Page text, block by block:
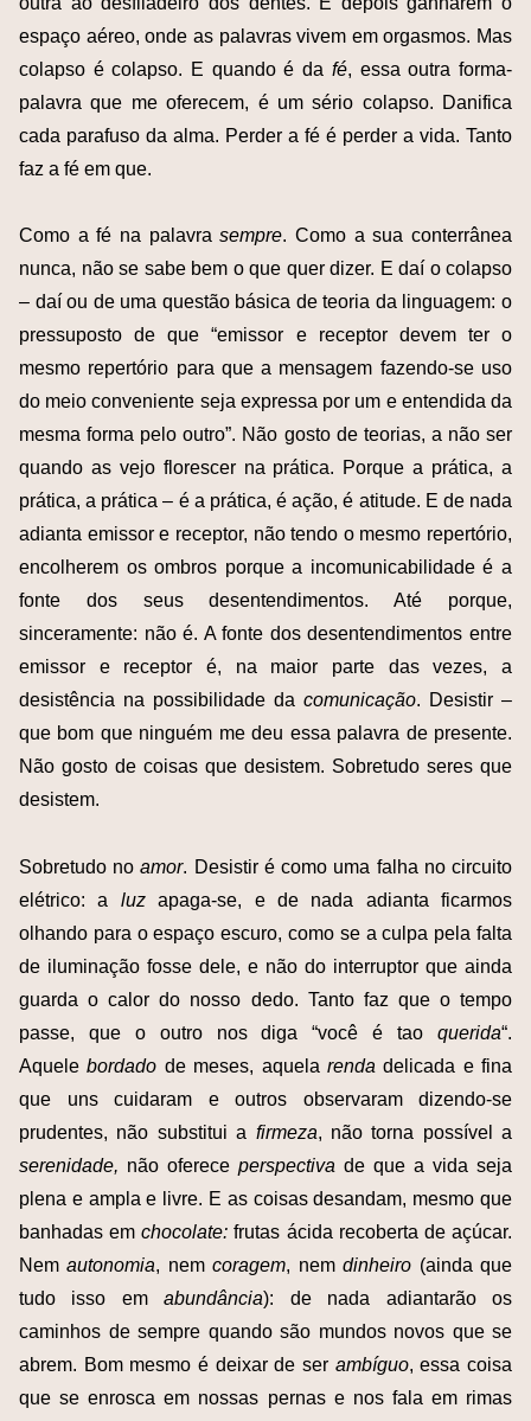
espaço aéreo, onde as palavras vivem em orgasmos. Mas
colapso é colapso. E quando é da fé, essa outra forma-
palavra que me oferecem, é um sério colapso. Danifica
cada parafuso da alma. Perder a fé é perder a vida. Tanto
faz a fé em que.
Como a fé na palavrasempre. Como a sua conterrânea
nunca, não se sabe bem o que quer dizer. E daí o colapso
– daí ou de uma questão básica de teoria da linguagem: o
pressuposto de que “emissor e receptor devem ter o
mesmo repertório para que a mensagem fazendo-se uso
do meio conveniente seja expressa por um e entendida da
mesma forma pelo outro”. Não gosto de teorias, a não ser
quando as vejo florescer na prática. Porque a prática, a
prática, a prática – é a prática, é ação, é atitude. E de nada
adianta emissor e receptor, não tendo o mesmo repertório,
encolherem os ombros porque a incomunicabilidade é a
fonte dos seus desentendimentos. Até porque,
sinceramente: não é. A fonte dos desentendimentos entre
emissor e receptor é, na maior parte das vezes, a
desistência na possibilidade da comunicação. Desistir –
que bom que ninguém me deu essa palavra de presente.
Não gosto de coisas que desistem. Sobretudo seres que
desistem.
Sobretudo noamor. Desistir é como uma falha no circuito
elétrico: a luzapaga-se, e de nada adianta ficarmos
olhando para o espaço escuro, como se a culpa pela falta
de iluminação fosse dele, e não do interruptor que ainda
guarda o calor do nosso dedo. Tanto faz que o tempo
passe, que o outro nos diga “você é tao querida“.
Aquelebordado de meses, aquela renda delicada e fina
que uns cuidaram e outros observaram dizendo-se
prudentes, não substitui a firmeza, não torna possível a
serenidade, não oferece perspectiva de que a vida seja
plena e ampla e livre. E as coisas desandam, mesmo que
banhadas emchocolate: frutas ácida recoberta de açúcar.
Nemautonomia, nemcoragem, nemdinheiro (ainda que
tudo isso emabundância): de nada adiantarão os
caminhos de sempre quando são mundos novos que se
abrem. Bom mesmo é deixar de ser ambíguo, essa coisa
que se enrosca em nossas pernas e nos fala em rimas